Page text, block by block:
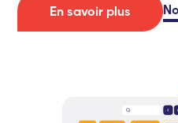
En savoir plus